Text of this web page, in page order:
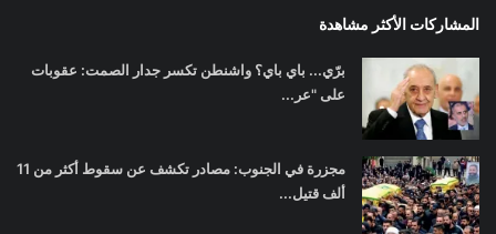
المشاركات الأكثر مشاهدة
برّي... باي باي؟ واشنطن تكسر جدار الصمت: عقوبات
على "عر...
مجزرة في الجنوب: مصادر تكشف عن سقوط أكثر من 11
ألف قتيل...